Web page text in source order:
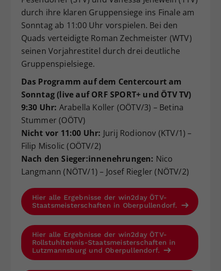
durch ihre klaren Gruppensiege ins Finale am
Sonntag ab 11:00 Uhr vorspielen. Bei den
Quads verteidigte Roman Zechmeister (WTV)
seinen Vorjahrestitel durch drei deutliche
Gruppenspielsiege.
Das Programm auf dem Centercourt am
Sonntag (live auf ORF SPORT+ und ÖTV TV)
9:30 Uhr: Arabella Koller (OÖTV/3) – Betina
Stummer (OÖTV)
Nicht vor 11:00 Uhr: Jurij Rodionov (KTV/1) –
Filip Misolic (OÖTV/2)
Nach den Sieger:innenehrungen: Nico
Langmann (NÖTV/1) – Josef Riegler (NÖTV/2)
Hier alle Ergebnisse der win2day ÖTV-
Staatsmeisterschaften in Oberpullendorf.
Hier alle Ergebnisse der win2day ÖTV-
Rollstuhltennis-Staatsmeisterschaften in
Lutzmannsburg und Oberpullendorf.